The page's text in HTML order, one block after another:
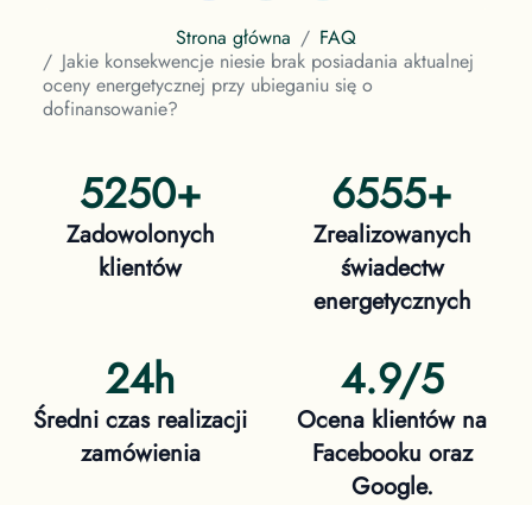
Strona główna
FAQ
Jakie konsekwencje niesie brak posiadania aktualnej
oceny energetycznej przy ubieganiu się o
dofinansowanie?
5250+
Zadowolonych
klientów
6555+
Zrealizowanych
świadectw
energetycznych
24h
Średni czas realizacji
zamówienia
4.9/5
Ocena klientów na
Facebooku oraz
Google.